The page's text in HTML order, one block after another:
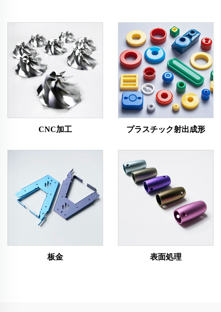
CNC加工 プラスチック射出成形
板金 表面処理